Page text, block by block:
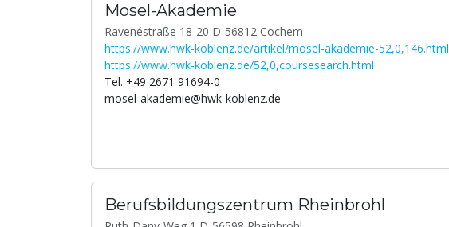
Mosel-Akademie
Ravenéstraße 18-20 D-56812 Cochem
https://www.hwk-koblenz.de/artikel/mosel-akademie-52,0,146.html
https://www.hwk-koblenz.de/52,0,coursesearch.html
Tel. +49 2671 91694-0
mosel-akademie@hwk-koblenz.de
Berufsbildungszentrum Rheinbrohl